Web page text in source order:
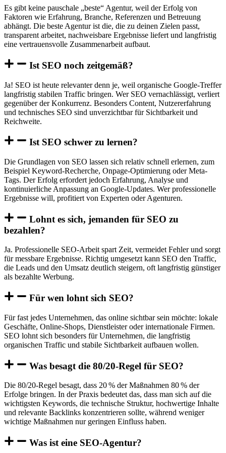
Es gibt keine pauschale „beste“ Agentur, weil der Erfolg von
Faktoren wie Erfahrung, Branche, Referenzen und Betreuung
abhängt. Die beste Agentur ist die, die zu deinen Zielen passt,
transparent arbeitet, nachweisbare Ergebnisse liefert und langfristig
eine vertrauensvolle Zusammenarbeit aufbaut.
Ist SEO noch zeitgemäß?
Ja! SEO ist heute relevanter denn je, weil organische Google-Treffer
langfristig stabilen Traffic bringen. Wer SEO vernachlässigt, verliert
gegenüber der Konkurrenz. Besonders Content, Nutzererfahrung
und technisches SEO sind unverzichtbar für Sichtbarkeit und
Reichweite.
Ist SEO schwer zu lernen?
Die Grundlagen von SEO lassen sich relativ schnell erlernen, zum
Beispiel Keyword-Recherche, Onpage-Optimierung oder Meta-
Tags. Der Erfolg erfordert jedoch Erfahrung, Analyse und
kontinuierliche Anpassung an Google-Updates. Wer professionelle
Ergebnisse will, profitiert von Experten oder Agenturen.
Lohnt es sich, jemanden für SEO zu
bezahlen?
Ja. Professionelle SEO-Arbeit spart Zeit, vermeidet Fehler und sorgt
für messbare Ergebnisse. Richtig umgesetzt kann SEO den Traffic,
die Leads und den Umsatz deutlich steigern, oft langfristig günstiger
als bezahlte Werbung.
Für wen lohnt sich SEO?
Für fast jedes Unternehmen, das online sichtbar sein möchte: lokale
Geschäfte, Online-Shops, Dienstleister oder internationale Firmen.
SEO lohnt sich besonders für Unternehmen, die langfristig
organischen Traffic und stabile Sichtbarkeit aufbauen wollen.
Was besagt die 80/20-Regel für SEO?
Die 80/20-Regel besagt, dass 20 % der Maßnahmen 80 % der
Erfolge bringen. In der Praxis bedeutet das, dass man sich auf die
wichtigsten Keywords, die technische Struktur, hochwertige Inhalte
und relevante Backlinks konzentrieren sollte, während weniger
wichtige Maßnahmen nur geringen Einfluss haben.
Was ist eine SEO-Agentur?